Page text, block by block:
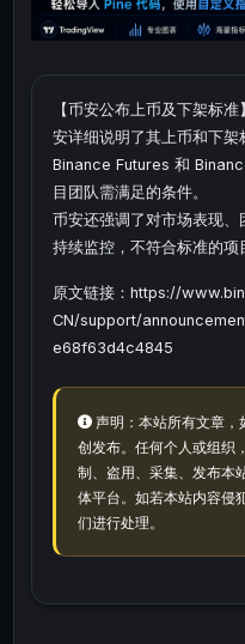
【币安公布上币及下架标
安详细说明了其上币和下架
Binance Futures 和
目团队需满足的条件。
币安还强调了对市场表现
持续监控，不符合标准的项
原文链接：https://
CN/support/
e68f63d4c4845
声明：本站所有文章，
创发布。任何个人或组织
制、盗用、采集、发布本
体平台。如若本站内容侵
们进行处理。